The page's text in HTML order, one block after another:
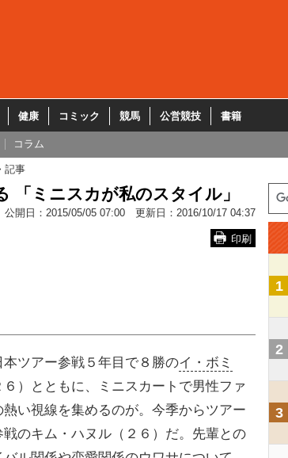
健康 コミック 競馬 公営競技 書籍
コラム
記事
「ミニスカが私のスタイル」
公開日： 2015/05/05 07:00 更新日： 2016/10/17 04:37
印刷
ツアー参戦５年目で８勝のイ・ボミ
６）とともに、ミニスカートで男性ファ
熱い視線を集めるのが。今季からツアー
戦のキム・ハヌル（２６）だ。先輩との
1
2
3